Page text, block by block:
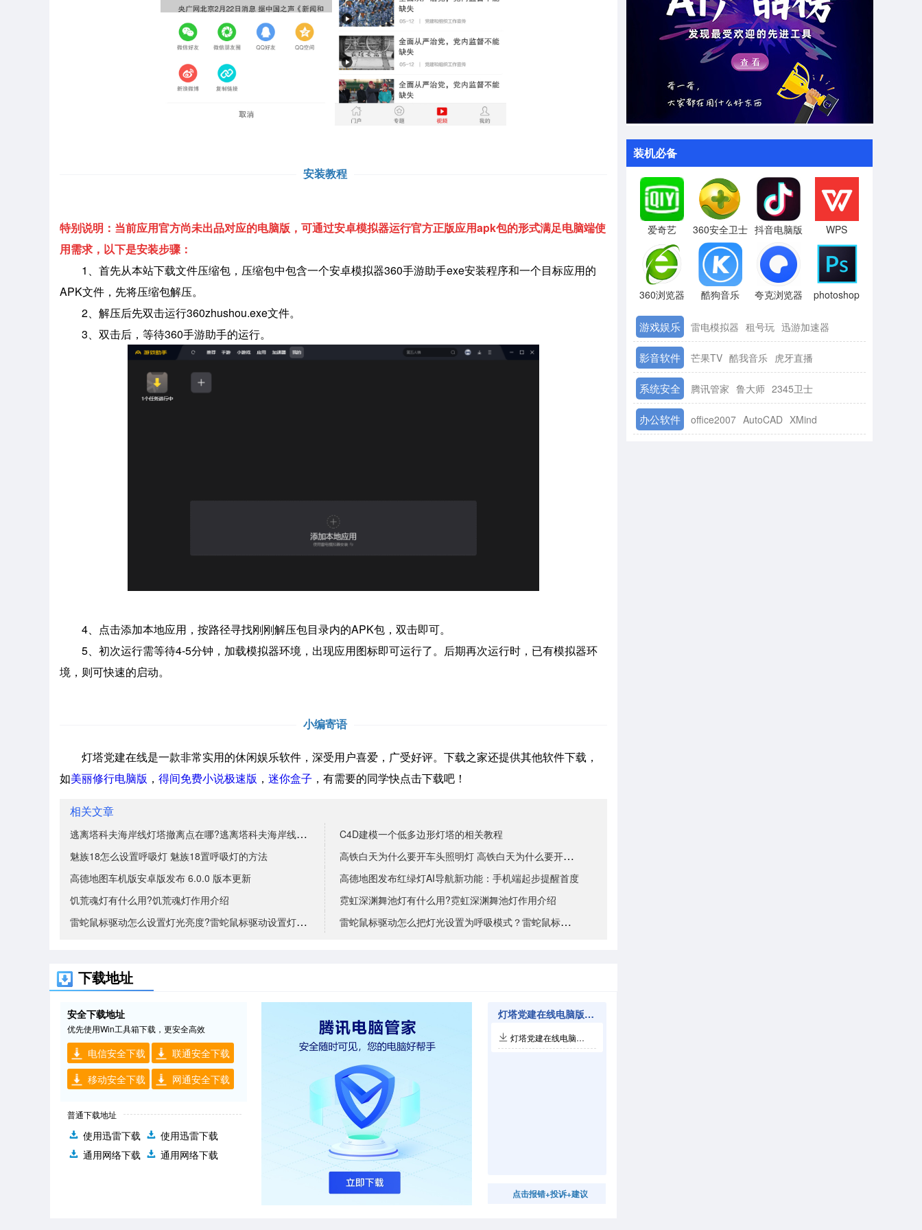
安装教程
特别说明：当前应用官方尚未出品对应的电脑版，可通过安卓模拟器运行官方正版应用apk包的形式满足电脑端使
用需求，以下是安装步骤：
1、首先从本站下载文件压缩包，压缩包中包含一个安卓模拟器360手游助手exe安装程序和一个目标应用的
APK文件，先将压缩包解压。
2、解压后先双击运行360zhushou.exe文件。
3、双击后，等待360手游助手的运行。
4、点击添加本地应用，按路径寻找刚刚解压包目录内的APK包，双击即可。
5、初次运行需等待4-5分钟，加载模拟器环境，出现应用图标即可运行了。 后期再次运行时，已有模拟器环
境，则可快速的启动。
小编寄语
灯塔党建在线是一款非常实用的休闲娱乐软件，深受用户喜爱，广受好评。下载之家还提供其他软件下载，
如美丽修行电脑版 ， 得间免费小说极速版 ， 迷你盒子 ，有需要的同学快点击下载吧！
相关文章
逃离塔科夫海岸线灯塔撤离点在哪?逃离塔科夫海岸线灯塔
C4D建模一个低多边形灯塔的相关教程
魅族18怎么设置呼吸灯 魅族18置呼吸灯的方法
高铁白天为什么要开车头照明灯 高铁白天为什么要开灯蚂
高德地图车机版安卓版发布 6.0.0 版本更新
高德地图发布红绿灯AI导航新功能：手机端起步提醒首度
饥荒魂灯有什么用?饥荒魂灯作用介绍
霓虹深渊舞池灯有什么用?霓虹深渊舞池灯作用介绍
雷蛇鼠标驱动怎么设置灯光亮度?雷蛇鼠标驱动设置灯光亮 雷蛇鼠标驱动怎么把灯光设置为呼吸模式？雷蛇鼠标驱动把
下载地址
安全下载地址
优先使用Win工具箱下载，更安全高效
电信安全下载
联通安全下载
移动安全下载
网通安全下载
普通下载地址
使用迅雷下载
使用迅雷下载
通用网络下载
通用网络下载
灯塔党建在线电脑版相关软件
灯塔党建在线电脑版5.2.3.2
点击报错+投诉+建议
装机必备
爱奇艺 360安全卫士 抖音电脑版 WPS
360浏览器 酷狗音乐 夸克浏览器 photoshop
游戏娱乐 雷电模拟器 租号玩 迅游加速器
影音软件 芒果TV 酷我音乐 虎牙直播
系统安全 腾讯管家 鲁大师 2345卫士
办公软件 office2007 AutoCAD XMind